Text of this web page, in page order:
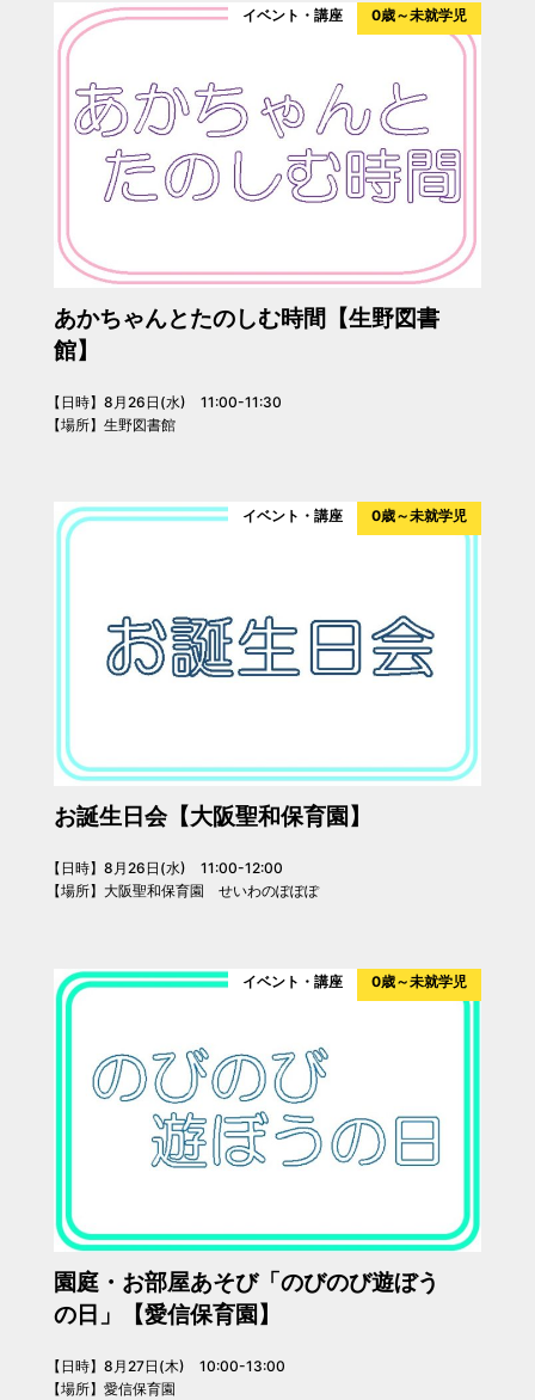
イベント・講座 0歳～未就学児
あかちゃんとたのしむ時間【生野図書
館】
【日時】8月26日(水) 11:00-11:30
【場所】生野図書館
イベント・講座 0歳～未就学児
お誕生日会【大阪聖和保育園】
【日時】8月26日(水) 11:00-12:00
【場所】大阪聖和保育園 せいわのぽぽぽ
イベント・講座 0歳～未就学児
園庭・お部屋あそび「のびのび遊ぼう
の日」【愛信保育園】
【日時】8月27日(木) 10:00-13:00
【場所】愛信保育園